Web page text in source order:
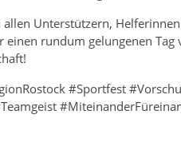
Unterstützern,
einen rundum gelungenen Tag
#Sportfest